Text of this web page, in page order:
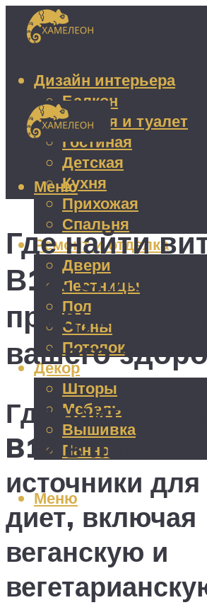
Дизайн интерьера
Балкон
Ванная и туалет
Гостиная
Детская
Кухня
Прихожая
Спальня
Ремонт и отделка
Двери
Лестницы
Пол
Стены
Потолок
Декор
Шторы
Мебель
Вышивка
Панно
Меню
Меню
Где найти
В12: список
продуктов для
вашего
Где найти
B12 в питании:
источники
диет, включая
веганскую и